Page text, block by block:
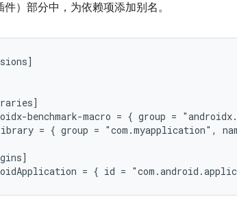
件）部分中，为依赖项添加别名。
benchmark-macro = { group =
= { group = "com.myapplication",